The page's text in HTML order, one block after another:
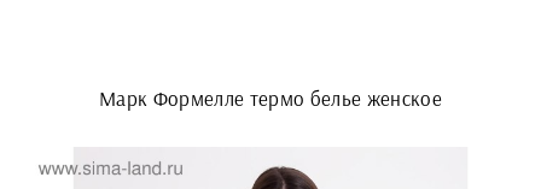
Марк Формелле термо белье женское